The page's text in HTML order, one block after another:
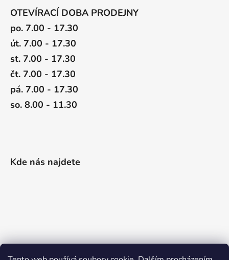
OTEVÍRACÍ DOBA PRODEJNY
po. 7.00 - 17.30
út. 7.00 - 17.30
st. 7.00 - 17.30
čt. 7.00 - 17.30
pá. 7.00 - 17.30
so. 8.00 - 11.30
Kde nás najdete